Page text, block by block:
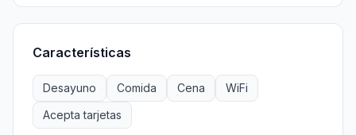
Características
Desayuno Comida Cena
WiFi
Acepta tarjetas